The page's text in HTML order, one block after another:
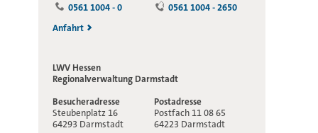
0561 1004 - 0
0561 1004 - 2650
Anfahrt
LWV Hessen
Regionalverwaltung Darmstadt
Besucheradresse
Steubenplatz 16
64293 Darmstadt
Postadresse
Postfach 11 08 65
64223 Darmstadt